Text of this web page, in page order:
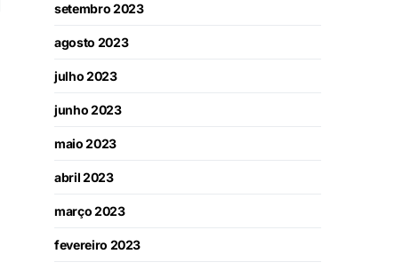
setembro 2023
agosto 2023
julho 2023
junho 2023
maio 2023
abril 2023
março 2023
fevereiro 2023